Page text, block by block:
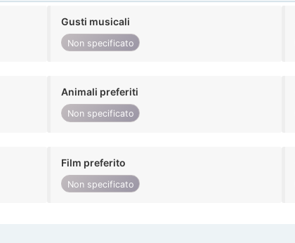
Gusti musicali
Non specificato
Animali preferiti
Non specificato
Film preferito
Non specificato